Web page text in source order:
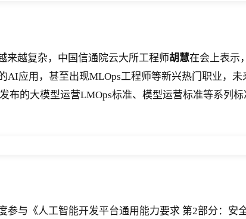
来越复杂，中国信通院云大所工程师胡慧在会上表示
应用，甚至出现MLOps工程师等新兴热门职业，
的大模型运营LMOps标准、模型运营标准等系列
与《人工智能开发平台通用能力要求 第2部分：安